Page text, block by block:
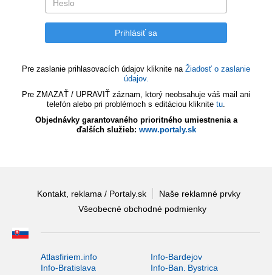
Pre zaslanie prihlasovacích údajov kliknite na Žiadosť o zaslanie
údajov.
Pre ZMAZAŤ / UPRAVIŤ záznam, ktorý neobsahuje váš mail ani
telefón alebo pri problémoch s editáciou kliknite tu.
Objednávky garantovaného prioritného umiestnenia a
ďalších služieb: www.portaly.sk
Kontakt, reklama / Portaly.sk
Naše reklamné prvky
Všeobecné obchodné podmienky
Atlasfiriem.info
Info-Bardejov
Info-Bratislava
Info-Ban. Bystrica